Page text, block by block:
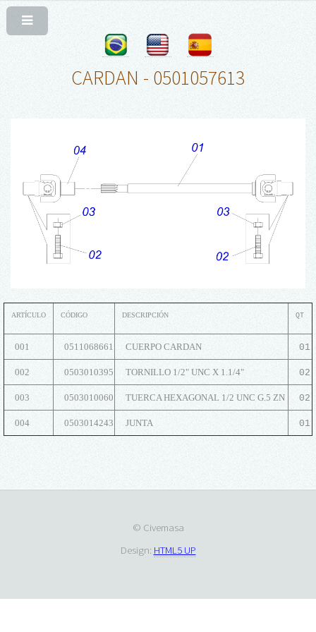
CARDAN - 0501057613
ARTÍCULO CÓDIGO DESCRIPCIÓN QT
001 0511068661 CUERPO CARDAN 01
002 0503010395 TORNILLO 1/2" UNC X 1.1/4" 02
003 0503010060 TUERCA HEXAGONAL 1/2 UNC G.5 ZN 02
004 0503014243 JUNTA 01
© Civemasa
Design: HTML5 UP